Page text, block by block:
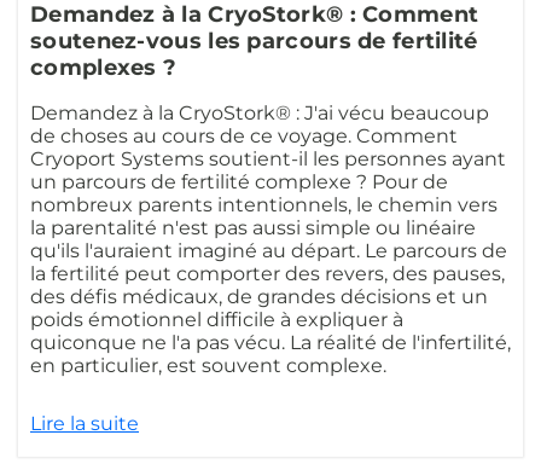
Demandez à la CryoStork® : Comment
soutenez-vous les parcours de fertilité
complexes ?
Demandez à la CryoStork® : J'ai vécu beaucoup
de choses au cours de ce voyage. Comment
Cryoport Systems soutient-il les personnes ayant
un parcours de fertilité complexe ? Pour de
nombreux parents intentionnels, le chemin vers
la parentalité n'est pas aussi simple ou linéaire
qu'ils l'auraient imaginé au départ. Le parcours de
la fertilité peut comporter des revers, des pauses,
des défis médicaux, de grandes décisions et un
poids émotionnel difficile à expliquer à
quiconque ne l'a pas vécu. La réalité de l'infertilité,
en particulier, est souvent complexe.
Lire la suite